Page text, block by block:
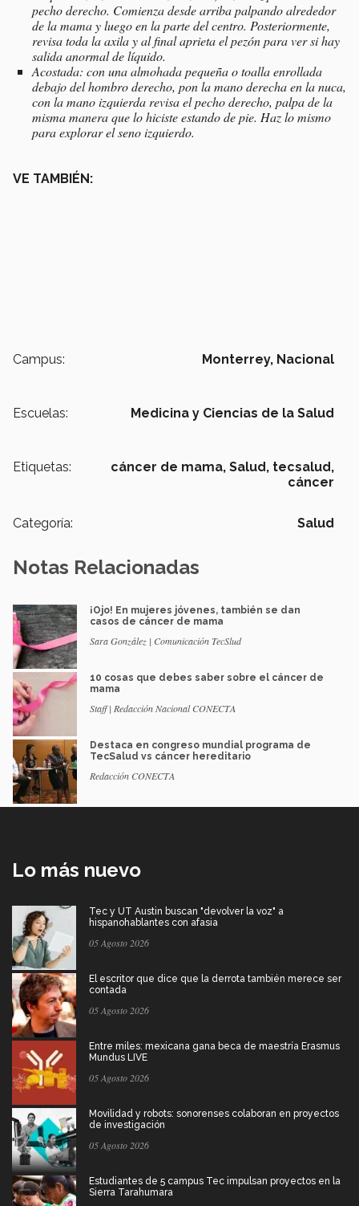
pecho derecho. Comienza desde arriba palpando alrededor
de la mama y luego en la parte del centro. Posteriormente,
revisa toda la axila y al final aprieta el pezón para ver si hay
salida anormal de líquido.
Acostada: con una almohada pequeña o toalla enrollada
debajo del hombro derecho, pon la mano derecha en la nuca,
con la mano izquierda revisa el pecho derecho, palpa de la
misma manera que lo hiciste estando de pie. Haz lo mismo
para explorar el seno izquierdo.
VE TAMBIÉN:
Campus: Monterrey, Nacional
Escuelas: Medicina y Ciencias de la Salud
Etiquetas: cáncer de mama, Salud, tecsalud,
cáncer
Categoría: Salud
Notas Relacionadas
¡Ojo! En mujeres jóvenes, también se dan
casos de cáncer de mama
Sara González | Comunicación TecSlud
10 cosas que debes saber sobre el cáncer de
mama
Staff | Redacción Nacional CONECTA
Destaca en congreso mundial programa de
TecSalud vs cáncer hereditario
Redacción CONECTA
Lo más nuevo
Tec y UT Austin buscan "devolver la voz" a
hispanohablantes con afasia
05 Agosto 2026
El escritor que dice que la derrota también merece ser
contada
05 Agosto 2026
Entre miles: mexicana gana beca de maestría Erasmus
Mundus LIVE
05 Agosto 2026
Movilidad y robots: sonorenses colaboran en proyectos
de investigación
05 Agosto 2026
Estudiantes de 5 campus Tec impulsan proyectos en la
Sierra Tarahumara